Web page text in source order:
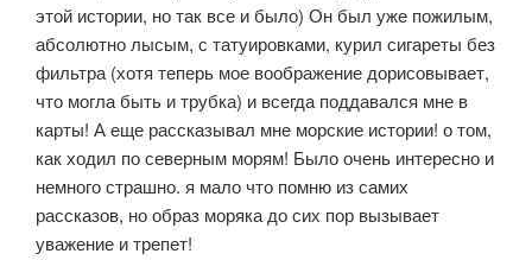
этой истории, но так все и было) Он был уже пожилым,
абсолютно лысым, с татуировками, курил сигареты без
фильтра (хотя теперь мое воображение дорисовывает,
что могла быть и трубка) и всегда поддавался мне в
карты! А еще рассказывал мне морские истории! о том,
как ходил по северным морям! Было очень интересно и
немного страшно. я мало что помню из самих
рассказов, но образ моряка до сих пор вызывает
уважение и трепет!